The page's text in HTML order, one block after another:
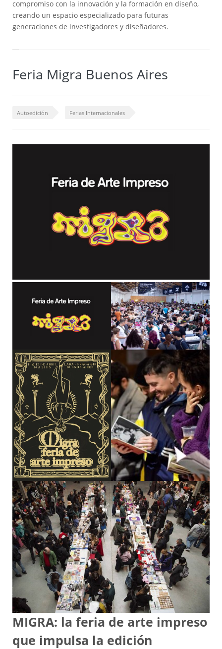
compromiso con la innovación y la formación en diseño,
creando un espacio especializado para futuras
generaciones de investigadores y diseñadores.
Feria Migra Buenos Aires
Autoedición Ferias Internacionales
MIGRA: la feria de arte impreso
que impulsa la edición